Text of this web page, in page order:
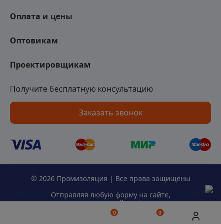
0
0
Получите бесплатную консультацию
Заказать звонок
Оплата и цены
Оптовикам
Проектировщикам
© 2026 Промизоляция | Все права защищены
Отправляя любую форму на сайте,
вы соглашаетесь сполитикой конфиденциальности
данного сайта.